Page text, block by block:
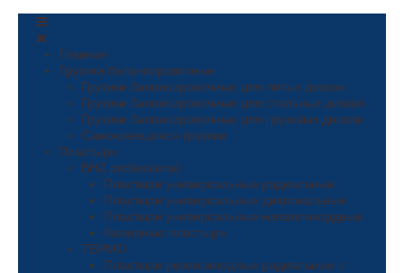
Главная
Грузики балансировочные
Грузики балансировочные для литых дисков
Грузики балансировочные для стальных дисков
Грузики балансировочные для грузовых дисков
Самоклеящиеся грузики
Пластыри
ВHZ professional
Пластыри универсальные радиальные
Пластыри универсальные диагональные
Пластыри универсальные металлокордные
Камерные пластыри
ТЕРМО
Пластыри резинокордные радиальные с